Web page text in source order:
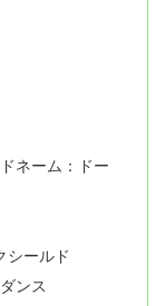
ネーム：ドー
シールド
ンス